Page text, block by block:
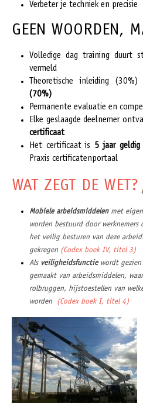
Verbeter je techniek en precisie
GEEN WOORDEN,
Volledige dag training duurt
vermeld
Theoretische inleiding
(70%)
Permanente evaluatie en
Elke geslaagde deelnemer
certificaat
Het certificaat is 5 jaar geldig
Praxis certificatenportaal
WAT ZEGT DE WET?
Mobiele arbeidsmiddelenmet
worden bestuurd door
het veilig besturen van deze
gekregen (Codex boek IV, titel 3)
Als veiligheidsfunctiewordt gezien
gemaakt van arbeidsmiddelen,
rolbruggen, hijstoestellen van
worden
(Codex boek I, titel 4)